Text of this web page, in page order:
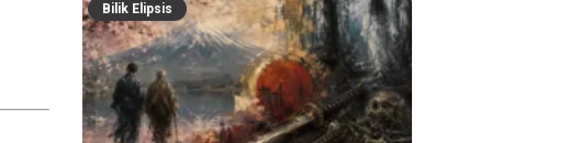
Bilik Elipsis